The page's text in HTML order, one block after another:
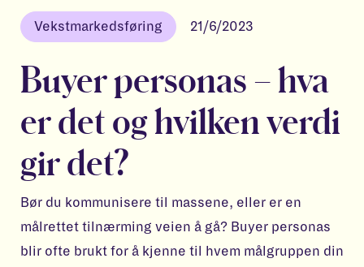
Vekstmarkedsføring 21/6/2023
Buyer personas – hva
er det og hvilken verdi
gir det?
Bør du kommunisere til massene, eller er en
målrettet tilnærming veien å gå? Buyer personas
blir ofte brukt for å kjenne til hvem målgruppen din